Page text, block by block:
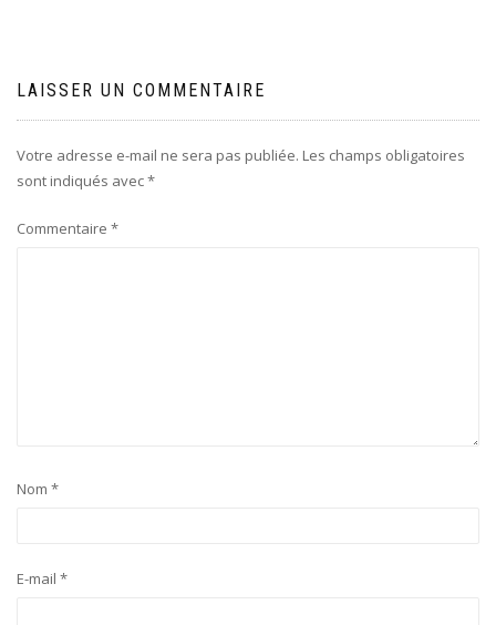
LAISSER UN COMMENTAIRE
Votre adresse e-mail ne sera pas publiée. Les champs obligatoires
sont indiqués avec*
Commentaire *
Nom *
E-mail *